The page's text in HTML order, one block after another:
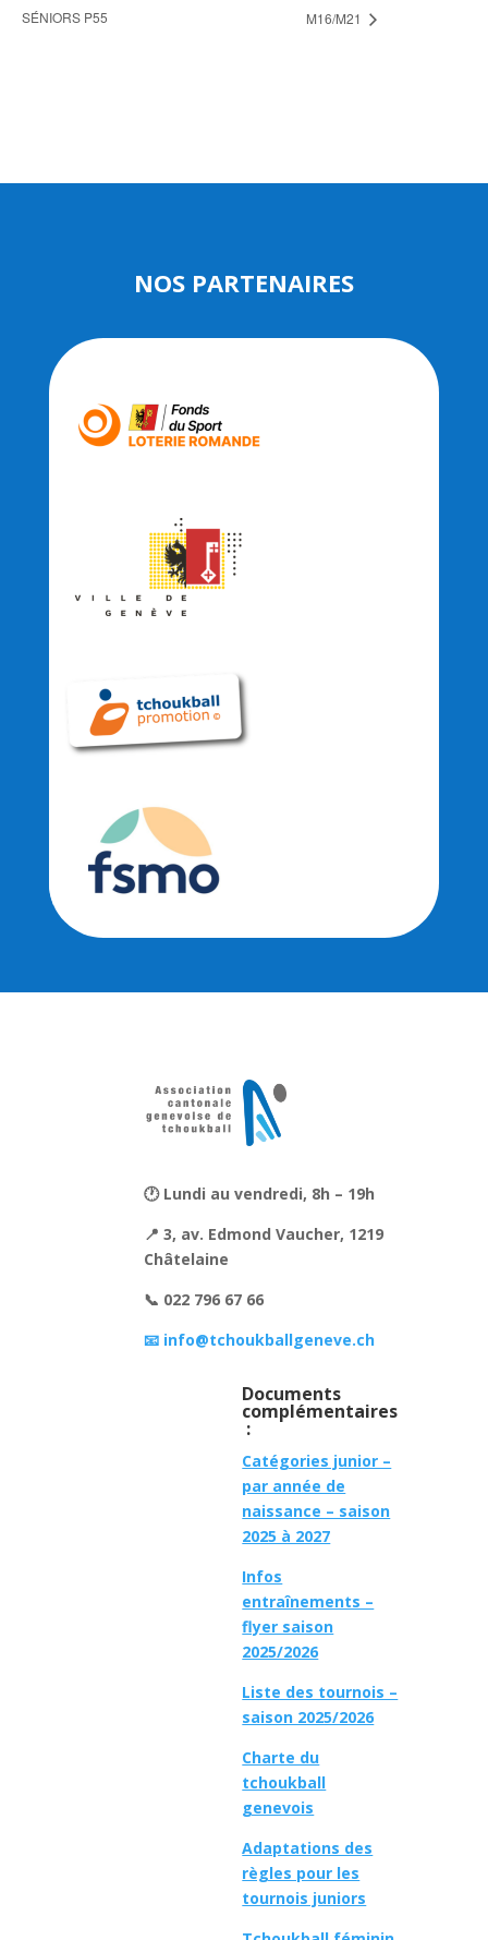
SÉNIORS P55
M16/M21
NOS PARTENAIRES
🕐 Lundi au vendredi, 8h – 19h
📍 3, av. Edmond Vaucher, 1219
Châtelaine
📞 022 796 67 66
📧 info@tchoukballgeneve.ch
Documents
complémentaires
:
Catégories junior –
par année de
naissance – saison
2025 à 2027
Infos
entraînements –
flyer saison
2025/2026
Liste des tournois –
saison 2025/2026
Charte du
tchoukball
genevois
Adaptations des
règles pour les
tournois juniors